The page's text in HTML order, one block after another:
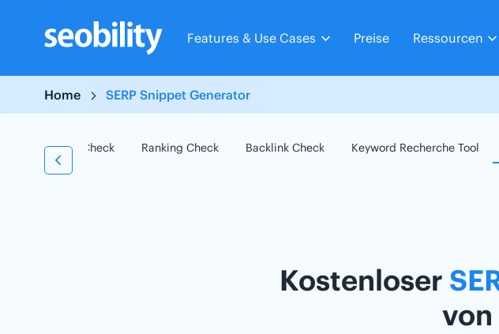
content
Features & Use Cases Preise Ressourcen
Home SERP Snippet Generator
SEO Check Ranking Check Backlink Check Keyword Recherche Tool
Kostenloser